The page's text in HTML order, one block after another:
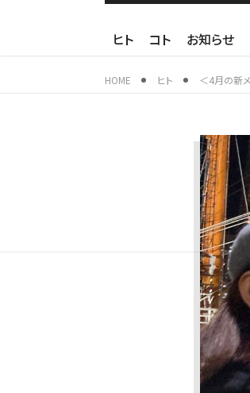
ヒト コト お知らせ
HOME ヒト ＜4月の新